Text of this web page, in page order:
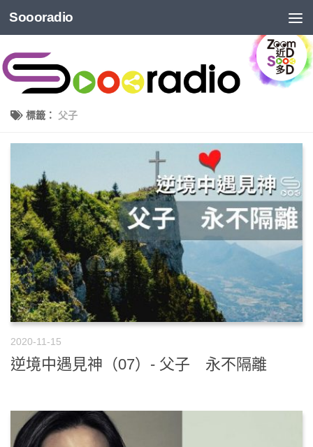
Soooradio
標籤： 父子
2020-11-15
逆境中遇見神（07）- 父子 永不隔離